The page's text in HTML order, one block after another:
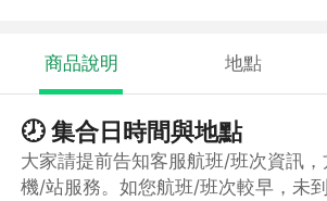
商品說明 地點
🕗 集合日時間與地點
大家請提前告知客服航班/班次資訊
機/站服務。如您航班/班次較早，未